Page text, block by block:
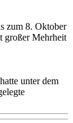
zum 8. Oktober
großer Mehrheit
unter dem